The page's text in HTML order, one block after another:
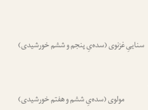
سناییِ غزنوی (سده‌یِ پنجم و ششم خورشیدی)
مولوی (سده‌یِ ششم و هفتم خورشیدی)